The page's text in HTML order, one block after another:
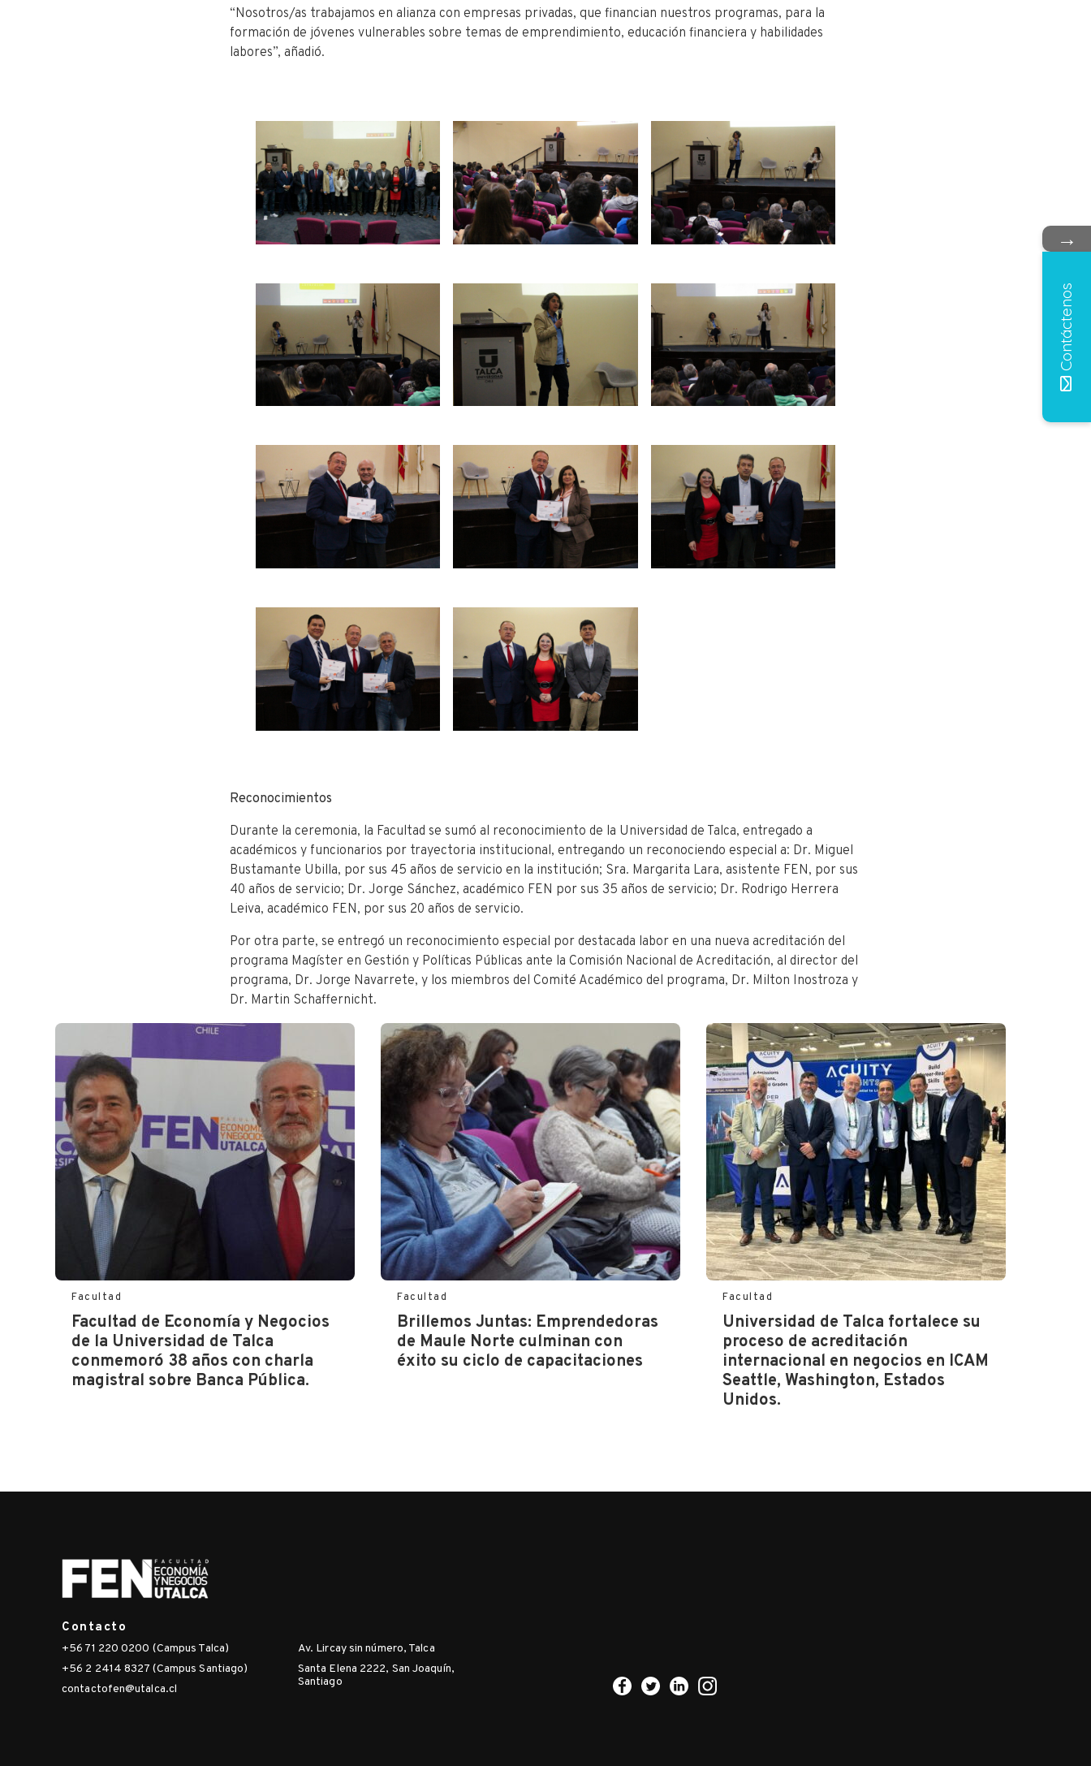
“Nosotros/as trabajamos en alianza con empresas privadas, que financian nuestros programas, para la
formación de jóvenes vulnerables sobre temas de emprendimiento, educación financiera y habilidades
labores”, añadió.
Reconocimientos
Durante la ceremonia, la Facultad se sumó al reconocimiento de la Universidad de Talca, entregado a
académicos y funcionarios por trayectoria institucional, entregando un reconociendo especial a: Dr. Miguel
Bustamante Ubilla, por sus 45 años de servicio en la institución; Sra. Margarita Lara, asistente FEN, por sus
40 años de servicio; Dr. Jorge Sánchez, académico FEN por sus 35 años de servicio; Dr. Rodrigo Herrera
Leiva, académico FEN, por sus 20 años de servicio.
Por otra parte, se entregó un reconocimiento especial por destacada labor en una nueva acreditación del
programa Magíster en Gestión y Políticas Públicas ante la Comisión Nacional de Acreditación, al director del
programa, Dr. Jorge Navarrete, y los miembros del Comité Académico del programa, Dr. Milton Inostroza y
Dr. Martin Schaffernicht.
Facultad
Facultad de Economía y Negocios
de la Universidad de Talca
conmemoró 38 años con charla
magistral sobre Banca Pública.
Facultad
Brillemos Juntas: Emprendedoras
de Maule Norte culminan con
éxito su ciclo de capacitaciones
Facultad
Universidad de Talca fortalece su
proceso de acreditación
internacional en negocios en ICAM
Seattle, Washington, Estados
Unidos.
Contacto
+56 71 220 0200 (Campus Talca)
+56 2 2414 8327 (Campus Santiago)
contactofen@utalca.cl
Av. Lircay sin número, Talca
Santa Elena 2222, San Joaquín,
Santiago
→
Contáctenos